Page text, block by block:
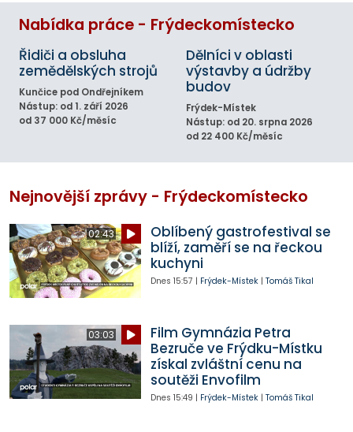
Nabídka práce - Frýdeckomístecko
Řidiči a obsluha
zemědělských strojů
Kunčice pod Ondřejníkem
Nástup: od 1. září 2026
od 37 000 Kč/měsíc
Dělníci v oblasti
výstavby a údržby
budov
Frýdek-Místek
Nástup: od 20. srpna 2026
od 22 400 Kč/měsíc
Nejnovější zprávy - Frýdeckomístecko
02:43
Oblíbený gastrofestival se
blíží, zaměří se na řeckou
kuchyni
Dnes 15:57 | Frýdek-Místek| Tomáš Tikal
03:03
Film Gymnázia Petra
Bezruče ve Frýdku-Místku
získal zvláštní cenu na
soutěži Envofilm
Dnes 15:49 | Frýdek-Místek| Tomáš Tikal